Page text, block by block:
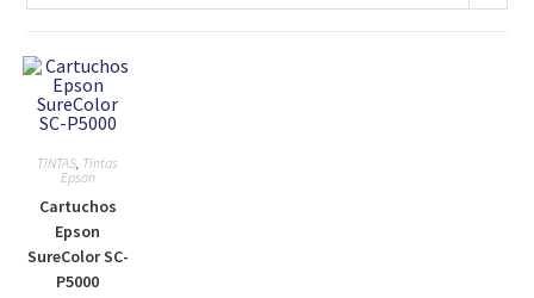
TINTAS Tintas
Epson
Cartuchos
Epson
SureColor SC-
P5000